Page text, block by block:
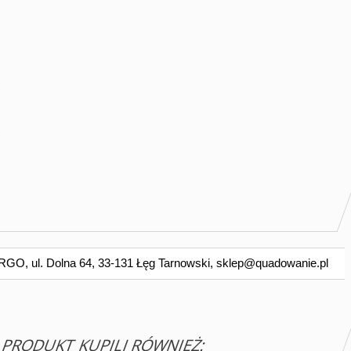
ul. Dolna 64, 33-131 Łęg Tarnowski, sklep@quadowanie.pl
KUPILI RÓWNIEŻ: